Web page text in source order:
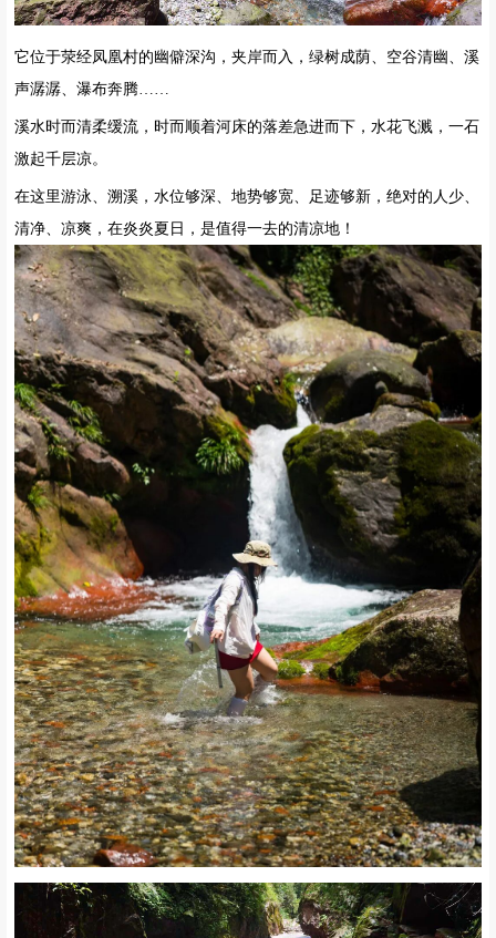
它位于荥经凤凰村的幽僻深沟，夹岸而入，绿树成荫、空谷清幽、溪
声潺潺、瀑布奔腾……
溪水时而清柔缓流，时而顺着河床的落差急进而下，水花飞溅，一石
激起千层凉。
在这里游泳、溯溪，水位够深、地势够宽、足迹够新，绝对的人少、
清净、凉爽，在炎炎夏日，是值得一去的清凉地！